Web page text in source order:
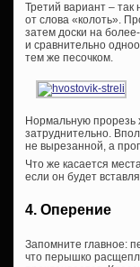
Третий вариант –
от слова «колоть».
затем доски на
и сравнительно
тем же песочком.
Нормальную прорезь
затруднительно.
не вырезанной, а
Что же касается
если он будет
4. Оперение
Запомните главное:
что перышко